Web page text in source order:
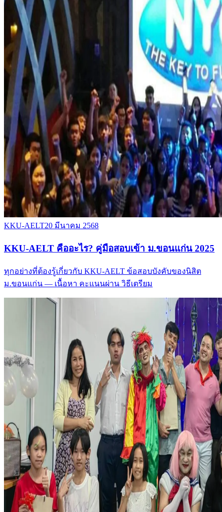
KKU-AELT20 มีนาคม 2568
KKU-AELT คืออะไร? คู่มือสอบเข้า ม.ขอนแก่น 2025
ทุกอย่างที่ต้องรู้เกี่ยวกับ KKU-AELT ข้อสอบบังคับของนิสิต
ม.ขอนแก่น — เนื้อหา คะแนนผ่าน วิธีเตรียม